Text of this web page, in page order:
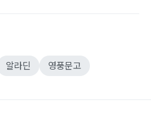
알라딘 영풍문고